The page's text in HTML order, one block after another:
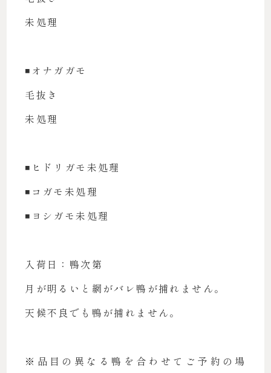
未処理
◾️オナガガモ
毛抜き
未処理
◾️ヒドリガモ未処理
◾️コガモ未処理
◾️ヨシガモ未処理
入荷日：鴨次第
月が明るいと網がバレ鴨が捕れません。
天候不良でも鴨が捕れません。
※品目の異なる鴨を合わせてご予約の場